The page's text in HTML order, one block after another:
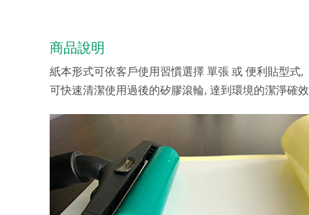
商品說明
紙本形式可依客戶使用習慣選擇 單張 或 便利貼型式,
可快速清潔使用過後的矽膠滾輪, 達到環境的潔淨確